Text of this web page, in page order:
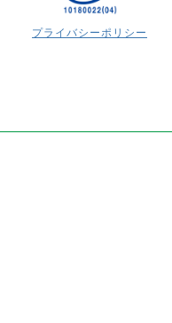
プライバシーポリシー